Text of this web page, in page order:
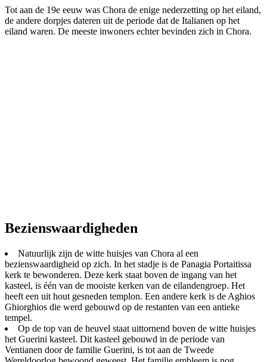
Tot aan de 19e eeuw was Chora de enige nederzetting op het eiland,
de andere dorpjes dateren uit de periode dat de Italianen op het
eiland waren. De meeste inwoners echter bevinden zich in Chora.
Bezienswaardigheden
Natuurlijk zijn de witte huisjes van Chora al een
bezienswaardigheid op zich. In het stadje is de Panagia Portaitissa
kerk te bewonderen. Deze kerk staat boven de ingang van het
kasteel, is één van de mooiste kerken van de eilandengroep. Het
heeft een uit hout gesneden templon. Een andere kerk is de Aghios
Ghiorghios die werd gebouwd op de restanten van een antieke
tempel.
Op de top van de heuvel staat uittornend boven de witte huisjes
het Guerini kasteel. Dit kasteel gebouwd in de periode van
Ventianen door de familie Guerini, is tot aan de Tweede